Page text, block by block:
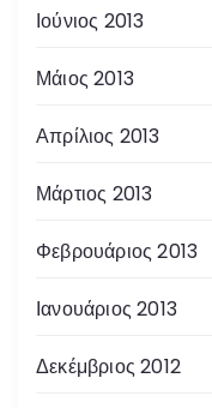
Ιούνιος 2013
Μάιος 2013
Απρίλιος 2013
Μάρτιος 2013
Φεβρουάριος 2013
Ιανουάριος 2013
Δεκέμβριος 2012